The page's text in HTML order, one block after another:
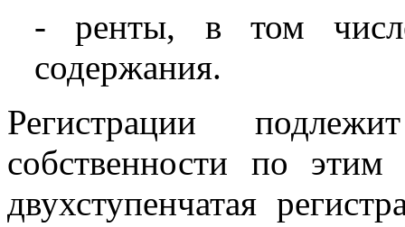
- ренты, в том
содержания.
Регистрации
собственности по
двухступенчатая